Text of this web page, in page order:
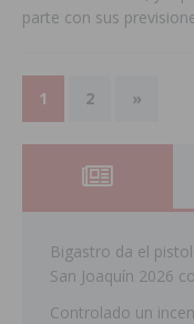
parte con sus
1 2 »
Bigastro da el
San Joaquín 2026
Controlado un